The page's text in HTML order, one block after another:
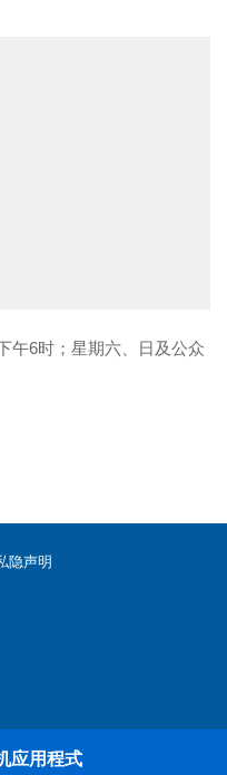
午6时；星期六、日及公众
隐声明
应用程式